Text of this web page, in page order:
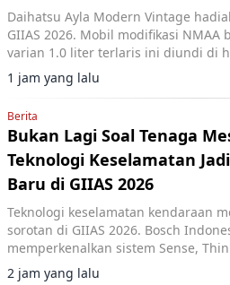
Daihatsu Ayla Modern Vintage
GIIAS 2026. Mobil modifikasi NMAA
varian 1.0 liter terlaris ini diundi di
pengunjung dan dimenangkan
Lampung.
1 jam yang lalu
Berita
Bukan Lagi Soal Tenaga
Teknologi Keselamatan
Baru di GIIAS 2026
Teknologi keselamatan kendaraan
sorotan di GIIAS 2026. Bosch
memperkenalkan sistem Sense,
yang membantu pengemudi.
2 jam yang lalu